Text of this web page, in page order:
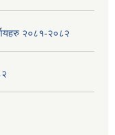
२०८१-२०८२